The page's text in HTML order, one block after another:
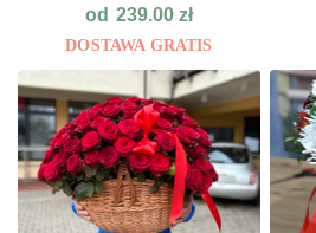
od 239.00 zł
DOSTAWA GRATIS